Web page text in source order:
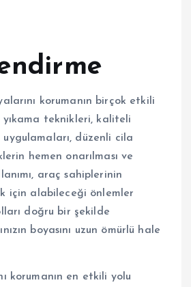
korumanın birçok etkili
yıkama teknikleri, kaliteli
düzenli cila
hemen onarılması ve
araç sahiplerinin
için alabileceği önlemler
doğru bir şekilde
boyasını uzun ömürlü hale
korumanın en etkili yolu